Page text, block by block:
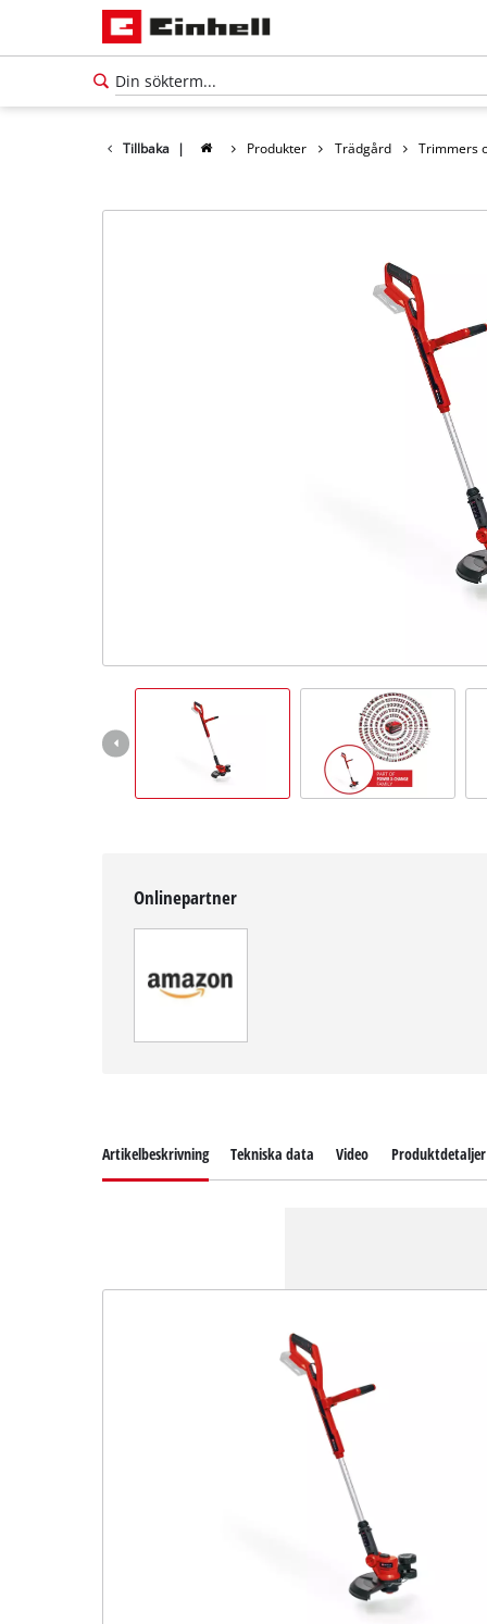
Tillbaka | Produkter Trädgård Trimmers
Onlinepartner
Artikelbeskrivning Tekniska data Video Produktdetaljer